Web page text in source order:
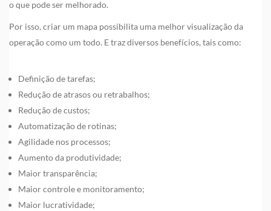
o que pode ser melhorado.
Por isso, criar um mapa possibilita uma melhor visualização da
operação como um todo. E traz diversos benefícios, tais como:
Definição de tarefas;
Redução de atrasos ou retrabalhos;
Redução de custos;
Automatização de rotinas;
Agilidade nos processos;
Aumento da produtividade;
Maior transparência;
Maior controle e monitoramento;
Maior lucratividade;